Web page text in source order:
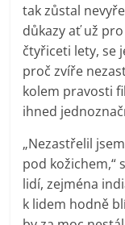
tak zůstal
důkazy ať už
čtyřiceti lety, se
proč zvíře
kolem pravosti
ihned
„Nezastřelil
pod kožichem,“
lidí, zejména
k lidem hodně